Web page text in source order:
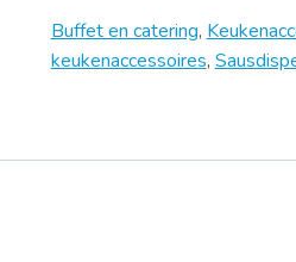
Buffet en catering,
keukenaccessoires,